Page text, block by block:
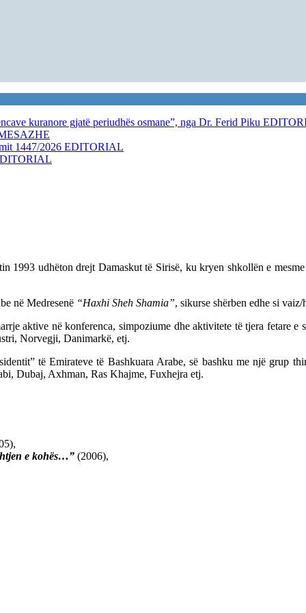
kuranore gjatë periudhës osmane”, nga Dr. Ferid Piku
1447/2026 EDITORIAL
1993 udhëton drejt Damaskut të Sirisë, ku kryen shkollën e
në Medresenë “Haxhi Sheh Shamia”, sikurse shërben edhe si
aktive në konferenca, simpoziume dhe aktivitete të tjera fetare
Norvegji, Danimarkë, etj.
të Emirateve të Bashkuara Arabe, së bashku me një grup
Dubaj, Axhman, Ras Khajme, Fuxhejra etj.
e kohës…” (2006),